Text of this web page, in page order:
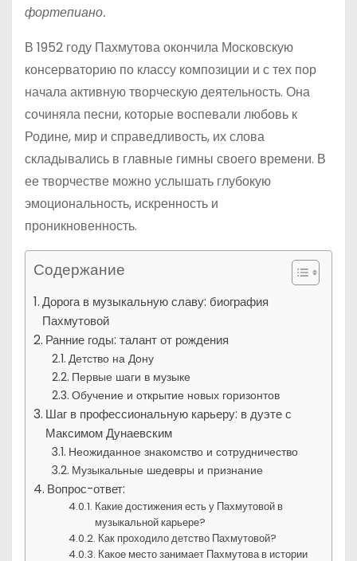
фортепиано.
В 1952 году Пахмутова окончила Московскую
консерваторию по классу композиции и с тех пор
начала активную творческую деятельность. Она
сочиняла песни, которые воспевали любовь к
Родине, мир и справедливость, их слова
складывались в главные гимны своего времени. В
ее творчестве можно услышать глубокую
эмоциональность, искренность и
проникновенность.
Содержание
Дорога в музыкальную славу: биография
Пахмутовой
Ранние годы: талант от рождения
Детство на Дону
Первые шаги в музыке
Обучение и открытие новых горизонтов
Шаг в профессиональную карьеру: в дуэте с
Максимом Дунаевским
Неожиданное знакомство и сотрудничество
Музыкальные шедевры и признание
Вопрос-ответ:
Какие достижения есть у Пахмутовой в
музыкальной карьере?
Как проходило детство Пахмутовой?
Какое место занимает Пахмутова в истории